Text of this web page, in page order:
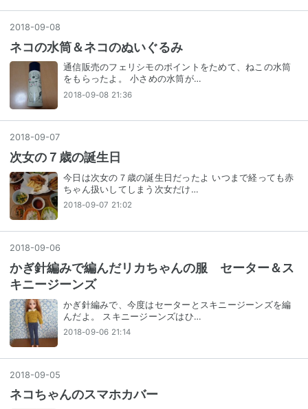
2018-09-08
ネコの水筒＆ネコのぬいぐるみ
通信販売のフェリシモのポイントをためて、ねこの水筒
をもらったよ。 小さめの水筒が…
2018-09-08 21:36
2018-09-07
次女の７歳の誕生日
今日は次女の７歳の誕生日だったよ いつまで経っても赤
ちゃん扱いしてしまう次女だけ…
2018-09-07 21:02
2018-09-06
かぎ針編みで編んだリカちゃんの服 セーター＆ス
キニージーンズ
かぎ針編みで、今度はセーターとスキニージーンズを編
んだよ。 スキニージーンズはひ…
2018-09-06 21:14
2018-09-05
ネコちゃんのスマホカバー